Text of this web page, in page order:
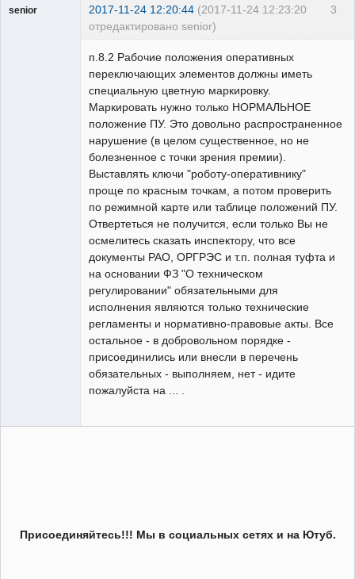
3
senior 2017-11-24 12:20:44 (2017-11-24 12:23:20
отредактировано senior)
п.8.2 Рабочие положения оперативных
переключающих элементов должны иметь
специальную цветную маркировку.
Маркировать нужно только НОРМАЛЬНОЕ
положение ПУ. Это довольно распространенное
нарушение (в целом существенное, но не
болезненное с точки зрения премии).
Выставлять ключи "роботу-оперативнику"
проще по красным точкам, а потом проверить
по режимной карте или таблице положений ПУ.
Отвертеться не получится, если только Вы не
осмелитесь сказать инспектору, что все
документы РАО, ОРГРЭС и т.п. полная туфта и
на основании ФЗ "О техническом
регулировании" обязательными для
исполнения являются только технические
регламенты и нормативно-правовые акты. Все
остальное - в добровольном порядке -
присоединились или внесли в перечень
обязательных - выполняем, нет - идите
пожалуйста на ... .
Присоединяйтесь!!! Мы в социальных сетях и на Ютуб.